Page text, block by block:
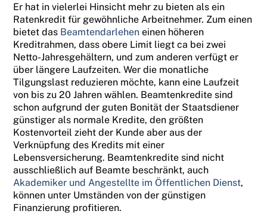
Er hat in vielerlei Hinsicht mehr zu bieten als ein
Ratenkredit für gewöhnliche Arbeitnehmer. Zum einen
bietet das Beamtendarlehen einen höheren
Kreditrahmen, dass obere Limit liegt ca bei zwei
Netto-Jahresgehältern, und zum anderen verfügt er
über längere Laufzeiten. Wer die monatliche
Tilgungslast reduzieren möchte, kann eine Laufzeit
von bis zu 20 Jahren wählen. Beamtenkredite sind
schon aufgrund der guten Bonität der Staatsdiener
günstiger als normale Kredite, den größten
Kostenvorteil zieht der Kunde aber aus der
Verknüpfung des Kredits mit einer
Lebensversicherung. Beamtenkredite sind nicht
ausschließlich auf Beamte beschränkt, auch
Akademiker und Angestellte im Öffentlichen Dienst,
können unter Umständen von der günstigen
Finanzierung profitieren.